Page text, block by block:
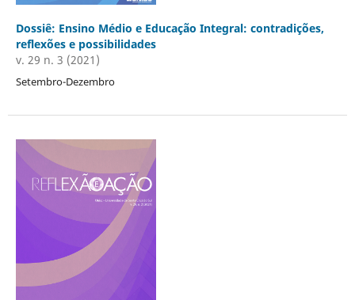
Dossiê: Ensino Médio e Educação Integral: contradições,
reflexões e possibilidades
v. 29 n. 3 (2021)
Setembro-Dezembro